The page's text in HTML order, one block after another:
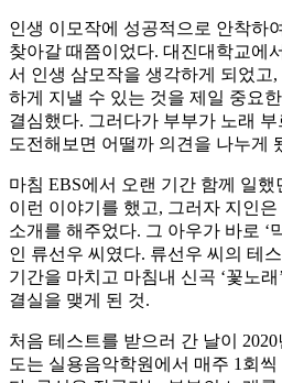
인생 이모작에 성공적으로 안착하
찾아갈 때쯤이었다. 대진대학교에
서 인생 삼모작을 생각하게 되었고
하게 지낼 수 있는 것을 제일 중요
결심했다. 그러다가 부부가 노래
도전해보면 어떨까 의견을 나누게
마침 EBS에서 오랜 기간 함께 일
이런 이야기를 했고, 그러자 지인
소개를 해주었다. 그 아우가 바로 ‘
인 류선우 씨였다. 류선우 씨의 테
기간을 마치고 마침내 신곡 ‘꽃노래
결실을 맺게 된 것.
처음 테스트를 받으러 간 날이
도는 실용음악학원에서 매주 1회